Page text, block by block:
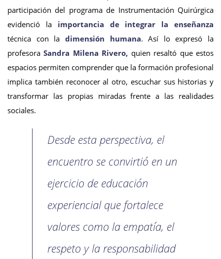
participación del programa de Instrumentación Quirúrgica
evidenció la importancia de integrar la enseñanza
técnica con la dimensión humana. Así lo expresó la
profesoraSandra Milena Rivero, quien resaltó que estos
espacios permiten comprender que la formación profesional
implica también reconocer al otro, escuchar sus historias y
transformar las propias miradas frente a las realidades
sociales.
Desde esta perspectiva, el
encuentro se convirtió en un
ejercicio de educación
experiencial que fortalece
valores como la empatía, el
respeto y la responsabilidad